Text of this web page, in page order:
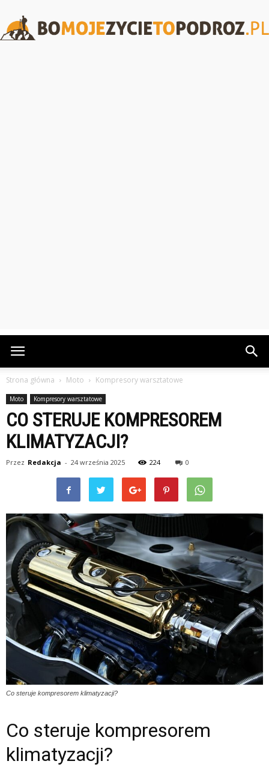
Strona główna Moto Kompresory warsztatowe
Moto Kompresory warsztatowe
CO STERUJE KOMPRESOREM
KLIMATYZACJI?
Przez Redakcja - 24 września 2025 224 0
Co steruje kompresorem klimatyzacji?
Co steruje kompresorem
klimatyzacji?